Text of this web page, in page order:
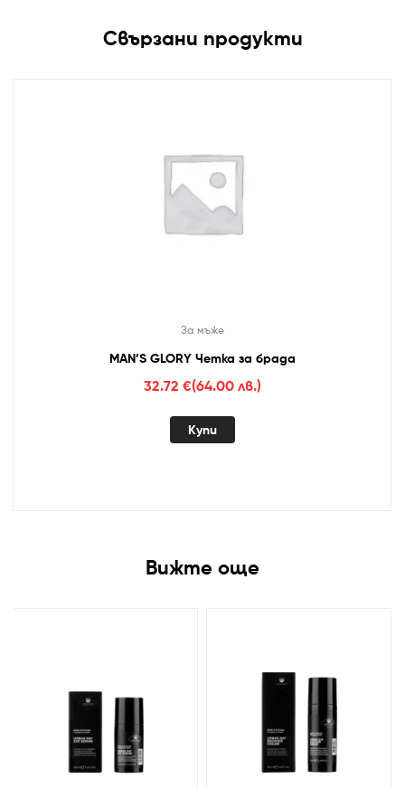
Свързани продукти
За мъже
MAN’S GLORY Четка за брада
32.72 €(64.00 лв.)
Купи
Вижте още